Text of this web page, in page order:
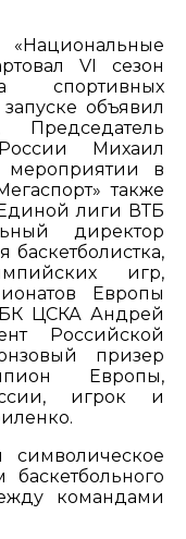
VI сезон
спортивных
объявил
Михаил
мероприятии в
также
лиги ВТБ
директор
игр,
Европы
ЦСКА Андрей
Российской
призер
Европы,
игрок и
командами